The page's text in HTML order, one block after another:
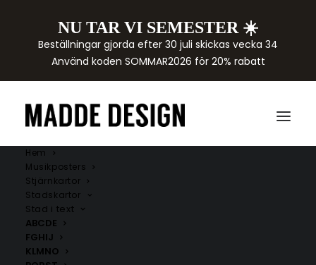
NU TAR VI SEMESTER ☀️
Beställningar gjorda efter 30 juli skickas vecka 34
Använd koden SOMMAR2026 för 20% rabatt
Hem
Musikposters
Stjärnkartor
Stadskartor
Stad i text
ABCDE
FGHIJ
KLMNO